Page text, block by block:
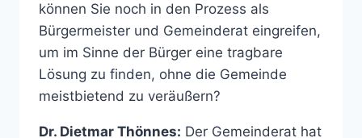
können Sie noch in den Prozess als
Bürgermeister und Gemeinderat eingreifen,
um im Sinne der Bürger eine tragbare
Lösung zu finden, ohne die Gemeinde
meistbietend zu veräußern?
Dr. Dietmar Thönnes: Der Gemeinderat hat